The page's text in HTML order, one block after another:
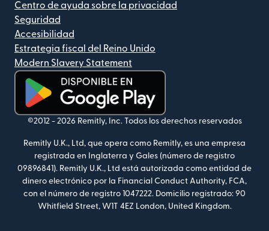
Centro de ayuda sobre la privacidad
Seguridad
Accesibilidad
Estrategia fiscal del Reino Unido
Modern Slavery Statement
(se abre en una ventana nueva)
©2012 - 2026 Remitly, Inc. Todos los derechos reservados
Remitly U.K., Ltd, que opera como Remitly, es una empresa
registrada en Inglaterra y Gales (número de registro
09896841). Remitly U.K., Ltd está autorizada como entidad de
dinero electrónico por la Financial Conduct Authority, FCA,
con el número de registro 1047222. Domicilio registrado: 90
Whitfield Street, W1T 4EZ London, United Kingdom.